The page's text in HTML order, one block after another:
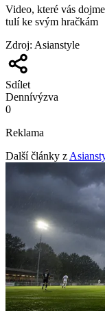
Video, které vás
tulí ke svým hračkám
Zdroj: Asianstyle
Sdílet
Dennívýzva
0
Reklama
Další články z